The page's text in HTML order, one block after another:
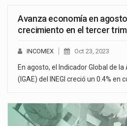
Avanza economía en
crecimiento en el tercer
INCOMEX Oct 23, 2023
En agosto, el Indicador Global de
(IGAE) del INEGI creció un 0.4% en